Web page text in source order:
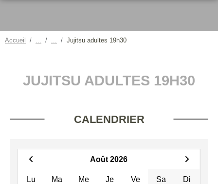
Accueil Jujitsu adultes 19h30
JUJITSU ADULTES 19H30
CALENDRIER
Août 2026
Lu Ma Me Je Ve Sa Di